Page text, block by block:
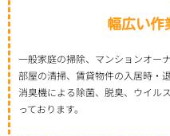
幅広い作
一般家庭の掃除、マンションオー
部屋の清掃、賃貸物件の入居時・
消臭機による除菌、脱臭、ウイル
っております。